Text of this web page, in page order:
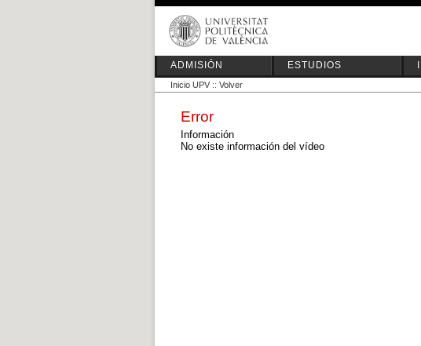
ADMISIÓN ESTUDIOS
Inicio UPV :: Volver
Error
Información
No existe información del vídeo